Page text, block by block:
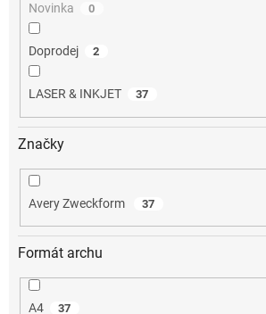
Novinka 0
Doprodej 2
LASER & INKJET 37
Značky
Avery Zweckform 37
Formát archu
A4 37